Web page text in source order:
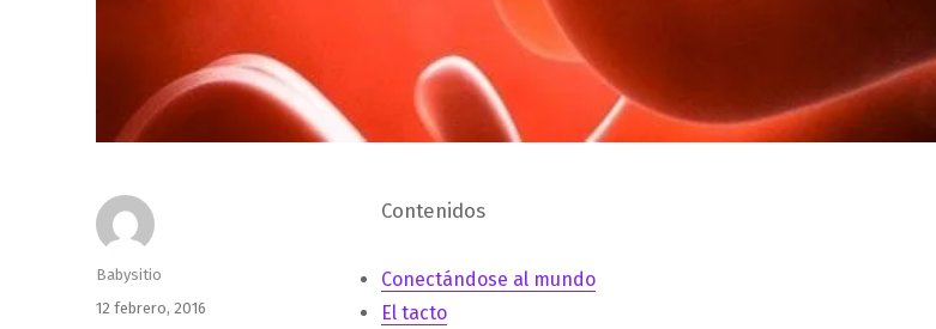
Contenidos
Conectándose al mundo
El tacto
Autor
Babysitio
Publicado
12 febrero, 2016